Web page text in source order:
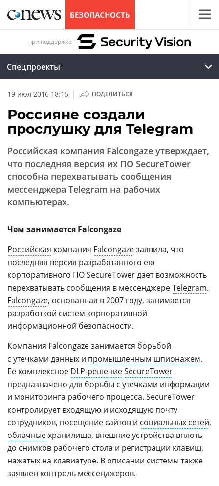
БЕЗОПАСНОСТЬ
при поддержке
Спецпроекты
19 июл 2016 18:15 | ПОДЕЛИТЬСЯ
Россияне создали
прослушку для Telegram
Российская компания Falcongaze утверждает,
что последняя версия их ПО SecureTower
способна перехватывать сообщения
мессенджера Telegram на рабочих
компьютерах.
Чем занимается Falcongaze
Российская компания Falcongazeзаявила, что
последняя версия разработанного ею
корпоративного ПО SecureTower дает возможность
перехватывать сообщения в мессенджереTelegram.
Falcongaze, основанная в 2007 году, занимается
разработкой систем корпоративной
информационной безопасности.
Компания Falcongaze занимается борьбой
с утечками данных и промышленным шпионажем.
Ее комплексное DLP-решениеSecureTower
предназначено для борьбы с утечками информации
и мониторинга рабочего процесса. SecureTower
контролирует входящую и исходящую почту
сотрудников, посещение сайтов и социальных сетей,
облачныехранилища, внешние устройства вплоть
до снимков рабочего стола и регистрации клавиш,
нажатых на клавиатуре. В описании системы также
заявлен контроль мессенджеров.